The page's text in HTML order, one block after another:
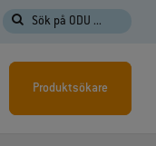
Sök på ODU ...
Produktsökare